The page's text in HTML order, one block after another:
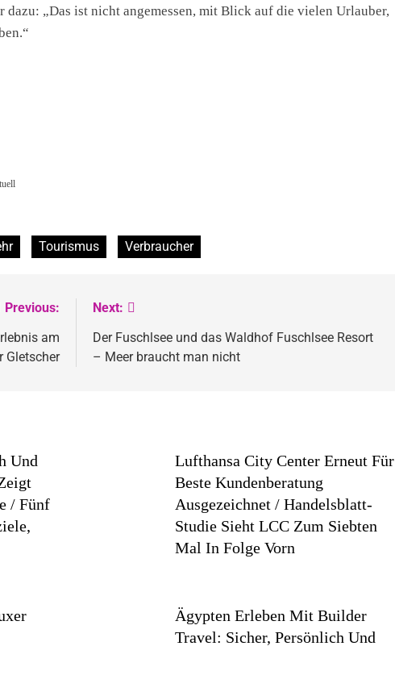
„Das ist nicht angemessen, mit Blick auf die vielen Urlauber,
Tourismus Verbraucher
Previous:
am
Gletscher
Next:
Der Fuschlsee und das Waldhof Fuschlsee Resort
– Meer braucht man nicht
Und
/ Fünf
Lufthansa City Center Erneut Für
Beste Kundenberatung
Ausgezeichnet / Handelsblatt-
Studie Sieht LCC Zum Siebten
Mal In Folge Vorn
Ägypten Erleben Mit Builder
Travel: Sicher, Persönlich Und